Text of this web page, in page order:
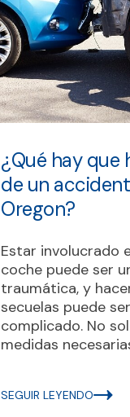
¿Qué hay que
de un
Oregon?
Estar involucrado
coche puede ser
traumática, y
secuelas puede
complicado. No
medidas
SEGUIR LEYENDO